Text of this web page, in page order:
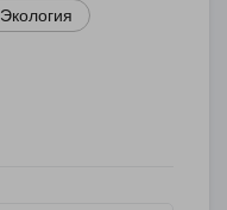
Экология